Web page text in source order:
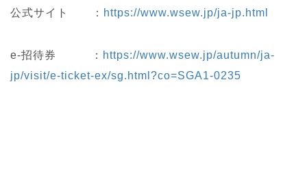
公式サイト ： https://www.wsew.jp/ja-jp.html
e-招待券 ： https://www.wsew.jp/autumn/ja-
jp/visit/e-ticket-ex/sg.html?co=SGA1-0235